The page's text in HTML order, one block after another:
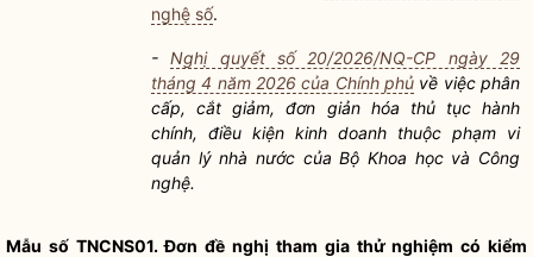
nghệ số.
-Nghị quyết số 20/2026/NQ-CP ngày 29
tháng 4 năm 2026 của Chính phủ về việc phân
cấp, cắt giảm, đơn giản hóa thủ tục hành
chính, điều kiện kinh doanh thuộc phạm vi
quản lý nhà nước của Bộ Khoa học và Công
nghệ.
Mẫu số TNCNS01. Đơn đề nghị tham gia thử nghiệm có kiểm